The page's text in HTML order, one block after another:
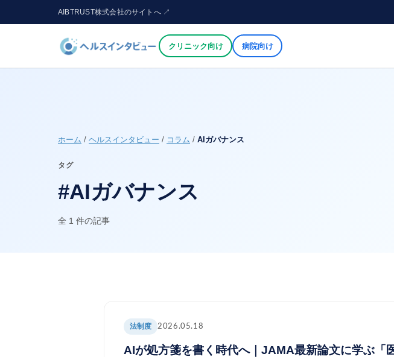
AIBTRUST株式会社のサイトへ ↗
クリニック向け 病院向け
ホーム / ヘルスインタビュー / コラム / AIガバナンス
タグ
#AIガバナンス
全 1 件の記事
法制度 2026.05.18
AIが処方箋を書く時代へ｜JAMA最新論文に学ぶ「